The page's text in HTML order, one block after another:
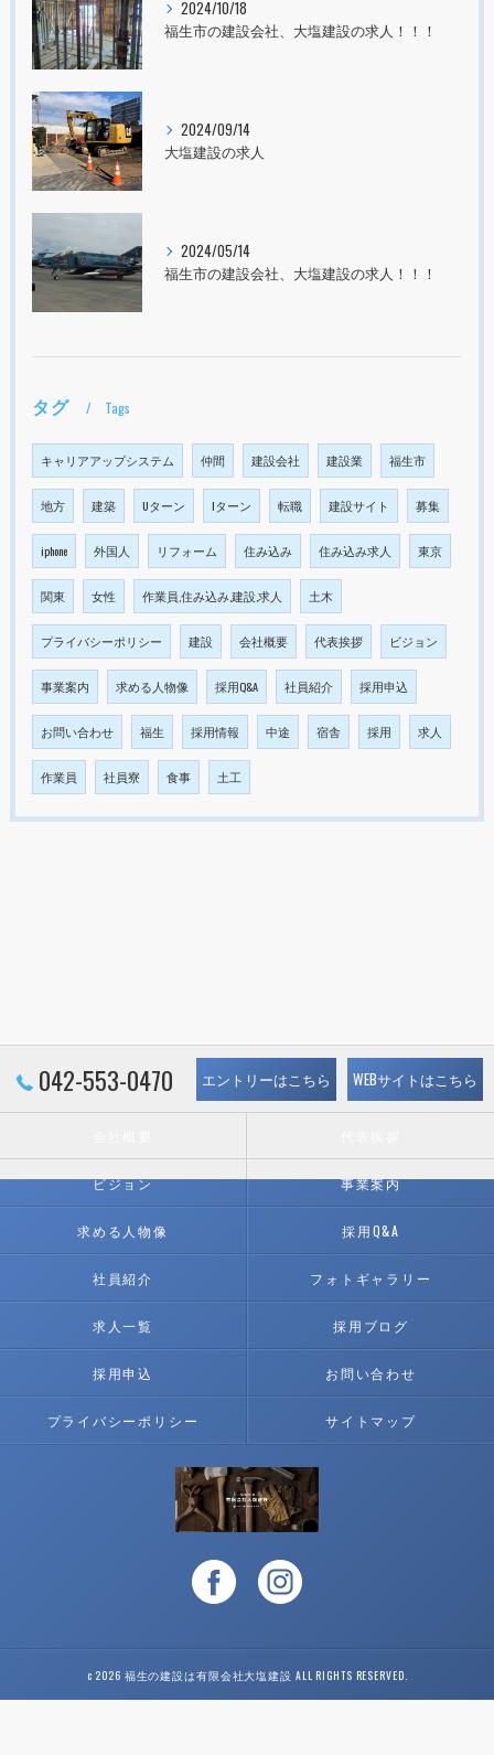
2024/10/18
福生市の建設会社、大塩建設の求人！！！
2024/09/14
大塩建設の求人
2024/05/14
福生市の建設会社、大塩建設の求人！！！
タグ Tags
キャリアアップシステム 仲間 建設会社 建設業 福生市
地方 建築 Uターン Iターン 転職 建設サイト 募集
iphone 外国人 リフォーム 住み込み 住み込み求人 東京
関東 女性 作業員,住み込み,建設,求人 土木
プライバシーポリシー 建設 会社概要 代表挨拶 ビジョン
事業案内 求める人物像 採用Q&A 社員紹介 採用申込
お問い合わせ 福生 採用情報 中途 宿舎 採用 求人
作業員 社員寮 食事 土工
042-553-0470 エントリーはこちら WEBサイトはこちら
ビジョン 事業案内
求める人物像 採用Q&A
社員紹介 フォトギャラリー
求人一覧 採用ブログ
採用申込 お問い合わせ
プライバシーポリシー サイトマップ
c 2026 福生の建設は有限会社大塩建設 ALL RIGHTS RESERVED.